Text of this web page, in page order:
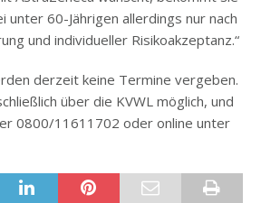
unter 60-Jährigen allerdings nur nach
und individueller Risikoakzeptanz.“
derzeit keine Termine vergeben.
über die KVWL möglich, und
0800/11611702 oder online unter